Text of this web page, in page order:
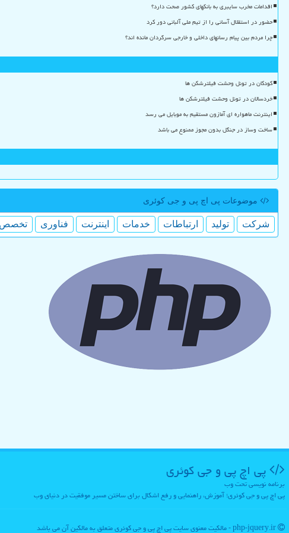
اقدامات مخرب سایبری به بانکهای کشور صحت دارد؟
حضور در استقلال آسانی را از تیم ملی آلبانی دور کرد
چرا مردم بین پیام رسانهای داخلی و خارجی سرگردان مانده اند؟
کودکان در تونل وحشت فیلترشکن ها
خردسالان در تونل وحشت فیلترشکن ها
اینترنت ماهواره ای آمازون مستقیم به موبایل می رسد
ساخت وساز در جنگل بدون مجوز ممنوع می باشد
موضوعات پی اچ پی و جی كوئری
شركت تولید ارتباطات خدمات اینترنت فناوری تخصص
پی اچ پی و جی كوئری
برنامه نویسی تحت وب
پی اچ پی و جی کوئری؛ آموزش، راهنمایی و رفع اشکال برای ساختن مسیر موفقیت در دنیای وب